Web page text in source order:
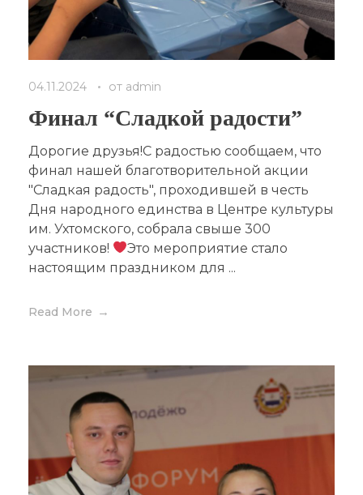
04.11.2024 от admin
Финал “Сладкой радости”
Дорогие друзья!С радостью сообщаем, что
финал нашей благотворительной акции
"Сладкая радость", проходившей в честь
Дня народного единства в Центре культуры
им. Ухтомского, собрала свыше 300
участников!
Это мероприятие стало
настоящим праздником для ...
Read More